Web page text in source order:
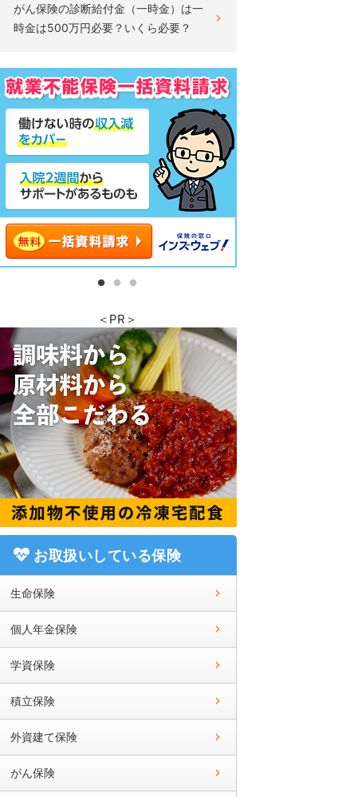
がん保険の診断給付金（一時金）は一
時金は500万円必要？いくら必要？
＜PR＞
お取扱いしている保険
生命保険
個人年金保険
学資保険
積立保険
外資建て保険
がん保険